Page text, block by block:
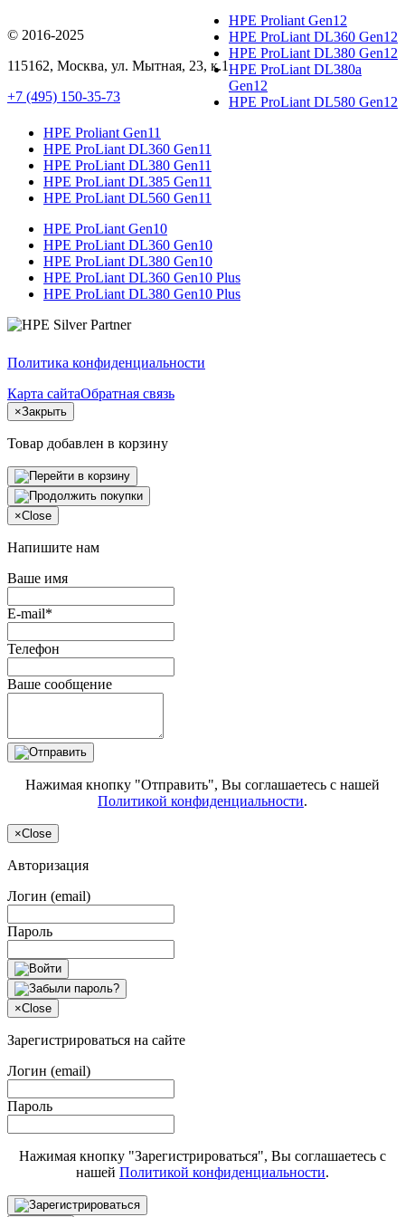
© 2016-2025
115162, Москва, ул. Мытная, 23, к.1
+7 (495) 150-35-73
HPE Proliant Gen12
HPE ProLiant DL360 Gen12
HPE ProLiant DL380 Gen12
HPE ProLiant DL380a
Gen12
HPE ProLiant DL580 Gen12
HPE Proliant Gen11
HPE ProLiant DL360 Gen11
HPE ProLiant DL380 Gen11
HPE ProLiant DL385 Gen11
HPE ProLiant DL560 Gen11
HPE ProLiant Gen10
HPE ProLiant DL360 Gen10
HPE ProLiant DL380 Gen10
HPE ProLiant DL360 Gen10 Plus
HPE ProLiant DL380 Gen10 Plus
Политика конфиденциальности
Карта сайтаОбратная связь
×Закрыть
Товар добавлен в корзину
×Close
Напишите нам
Ваше имя
E-mail*
Телефон
Ваше сообщение
Нажимая кнопку "Отправить", Вы соглашаетесь с нашей
Политикой конфиденциальности.
×Close
Авторизация
Логин (email)
Пароль
×Close
Зарегистрироваться на сайте
Логин (email)
Пароль
Нажимая кнопку "Зарегистрироваться", Вы соглашаетесь с
нашей Политикой конфиденциальности.